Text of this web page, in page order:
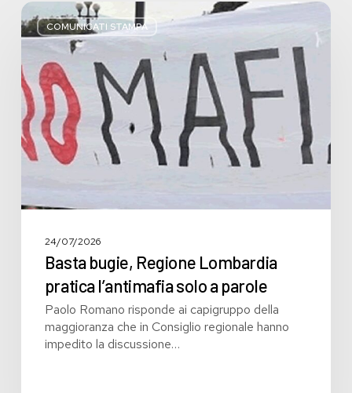
COMUNICATI STAMPA
Basta
bugie,
Regione
Lombardia
pratica
l’antimafia
solo
a
parole
24/07/2026
Basta bugie, Regione Lombardia
pratica l’antimafia solo a parole
Paolo Romano risponde ai capigruppo della
maggioranza che in Consiglio regionale hanno
impedito la discussione…